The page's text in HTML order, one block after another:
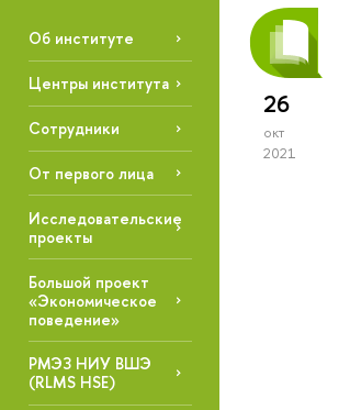
Об институте
Центры института
Сотрудники
От первого лица
Исследовательские
проекты
Большой проект
«Экономическое
поведение»
РМЭЗ НИУ ВШЭ
(RLMS HSE)
26
окт
2021